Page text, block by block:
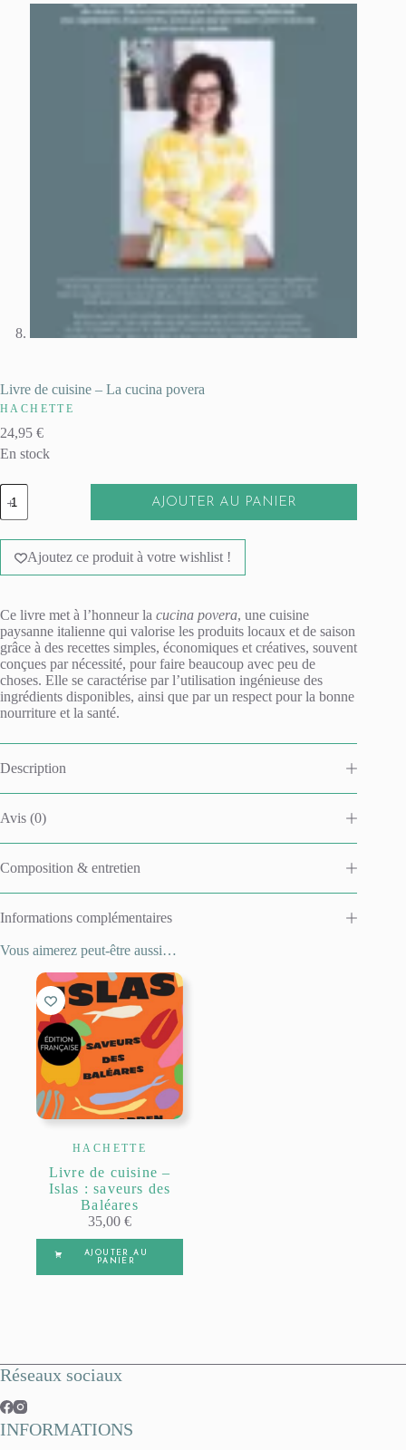
Livre de cuisine – La cucina povera
HACHETTE
24,95 €
En stock
quantité
de
Livre
de
cuisine
povera
AJOUTER AU PANIER
l
e
n
a
t
i
v
e
:
Ajoutez ce produit à votre wishlist !
Ce livre met à l’honneur la cucina povera, une cuisine
paysanne italienne qui valorise les produits locaux et de saison
grâce à des recettes simples, économiques et créatives, souvent
conçues par nécessité, pour faire beaucoup avec peu de
choses. Elle se caractérise par l’utilisation ingénieuse des
ingrédients disponibles, ainsi que par un respect pour la bonne
nourriture et la santé.
Description
Avis (0)
Composition & entretien
Informations complémentaires
Vous aimerez peut-être aussi…
HACHETTE
Livre de cuisine –
Islas : saveurs des
Baléares
35,00€
AJOUTER AU
PANIER
Réseaux sociaux
INFORMATIONS